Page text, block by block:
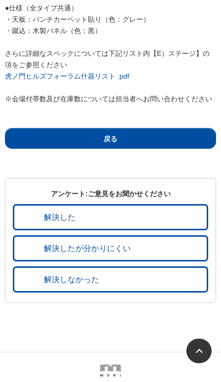
●仕様（全タイプ共通）
・天板：パンチカーペット貼り（色：グレー）
・蹴込：木製パネル（色：黒）
さらに詳細なスペックについては下記リスト内【E）ステージ】の
項をご参照ください
虎ノ門ヒルズフォーラム什器リスト .pdf
※会場付帯数及び在庫数については担当者へお問い合わせください
戻る
アンケート:ご意見をお聞かせください
解決した
解決したが分かりにくい
解決しなかった